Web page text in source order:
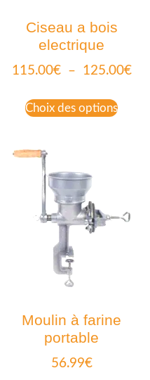
Ciseau a bois
electrique
115.00€ – 125.00€
Choix des options
Moulin à farine
portable
56.99€